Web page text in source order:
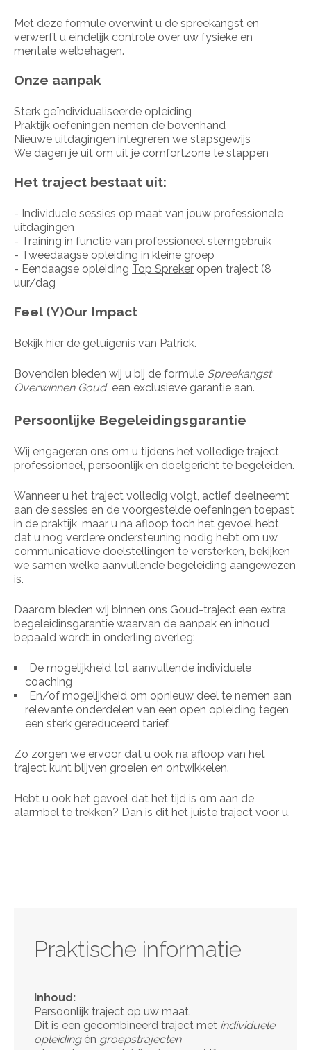
Met deze formule overwint u de spreekangst en
verwerft u eindelijk controle over uw fysieke en
mentale welbehagen.
Onze aanpak
Sterk geïndividualiseerde opleiding
Praktijk oefeningen nemen de bovenhand
Nieuwe uitdagingen integreren we stapsgewijs
We dagen je uit om uit je comfortzone te stappen
Het traject bestaat uit:
- Individuele sessies op maat van jouw professionele
uitdagingen
- Training in functie van professioneel stemgebruik
- Tweedaagse opleiding in kleine groep
- Eendaagse opleiding Top Spreker open traject (8
uur/dag
Feel (Y)Our Impact
Bekijk hier de getuigenis van Patrick.
Bovendien bieden wij u bij de formule Spreekangst
Overwinnen Goud een exclusieve garantie aan.
Persoonlijke Begeleidingsgarantie
Wij engageren ons om u tijdens het volledige traject
professioneel, persoonlijk en doelgericht te begeleiden.
Wanneer u het traject volledig volgt, actief deelneemt
aan de sessies en de voorgestelde oefeningen toepast
in de praktijk, maar u na afloop toch het gevoel hebt
dat u nog verdere ondersteuning nodig hebt om uw
communicatieve doelstellingen te versterken, bekijken
we samen welke aanvullende begeleiding aangewezen
is.
Daarom bieden wij binnen ons Goud-traject een extra
begeleidinsgarantie waarvan de aanpak en inhoud
bepaald wordt in onderling overleg:
De mogelijkheid tot aanvullende individuele
coaching
En/of mogelijkheid om opnieuw deel te nemen aan
relevante onderdelen van een open opleiding tegen
een sterk gereduceerd tarief.
Zo zorgen we ervoor dat u ook na afloop van het
traject kunt blijven groeien en ontwikkelen.
Hebt u ook het gevoel dat het tijd is om aan de
alarmbel te trekken? Dan is dit het juiste traject voor u.
Praktische informatie
Inhoud:
Persoonlijk traject op uw maat.
Dit is een gecombineerd traject met individuele
opleiding én groepstrajecten